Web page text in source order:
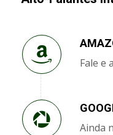
Fale e
Ainda